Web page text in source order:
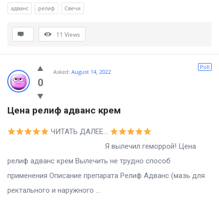
адванс релиф Свечи
11 Views
0
Poll
Asked: August 14, 2022
Цена релиф адванс крем
ЧИТАТЬ ДАЛЕЕ…
Я вылечил геморрой! Цена
релиф адванс крем Вылечить не трудно способ
применения Описание препарата Релиф Адванс (мазь для
ректального и наружного ...